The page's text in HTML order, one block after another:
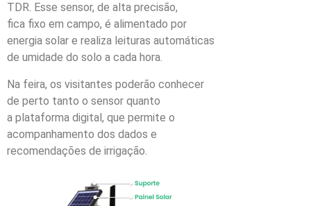
TDR. Esse sensor, de alta precisão,
fica fixo em campo, é alimentado por
energia solar e realiza leituras automáticas
de umidade do solo a cada hora.
Na feira, os visitantes poderão conhecer
de perto tanto o sensor quanto
a plataforma digital, que permite o
acompanhamento dos dados e
recomendações de irrigação.